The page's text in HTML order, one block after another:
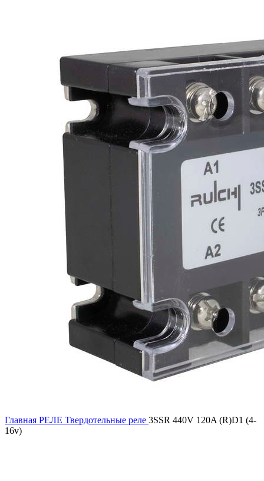
Главная РЕЛЕ Твердотельные реле 3SSR 440V 120A (R)D1 (4-
16v)